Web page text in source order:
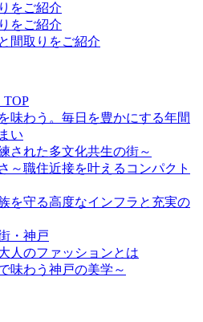
をご紹介
をご紹介
間取りをご紹介
味わう。毎日を豊かにする年間
い
された多文化共生の街～
～職住近接を叶えるコンパクト
を守る高度なインフラと充実の
・神戸
人のファッションとは
味わう神戸の美学～